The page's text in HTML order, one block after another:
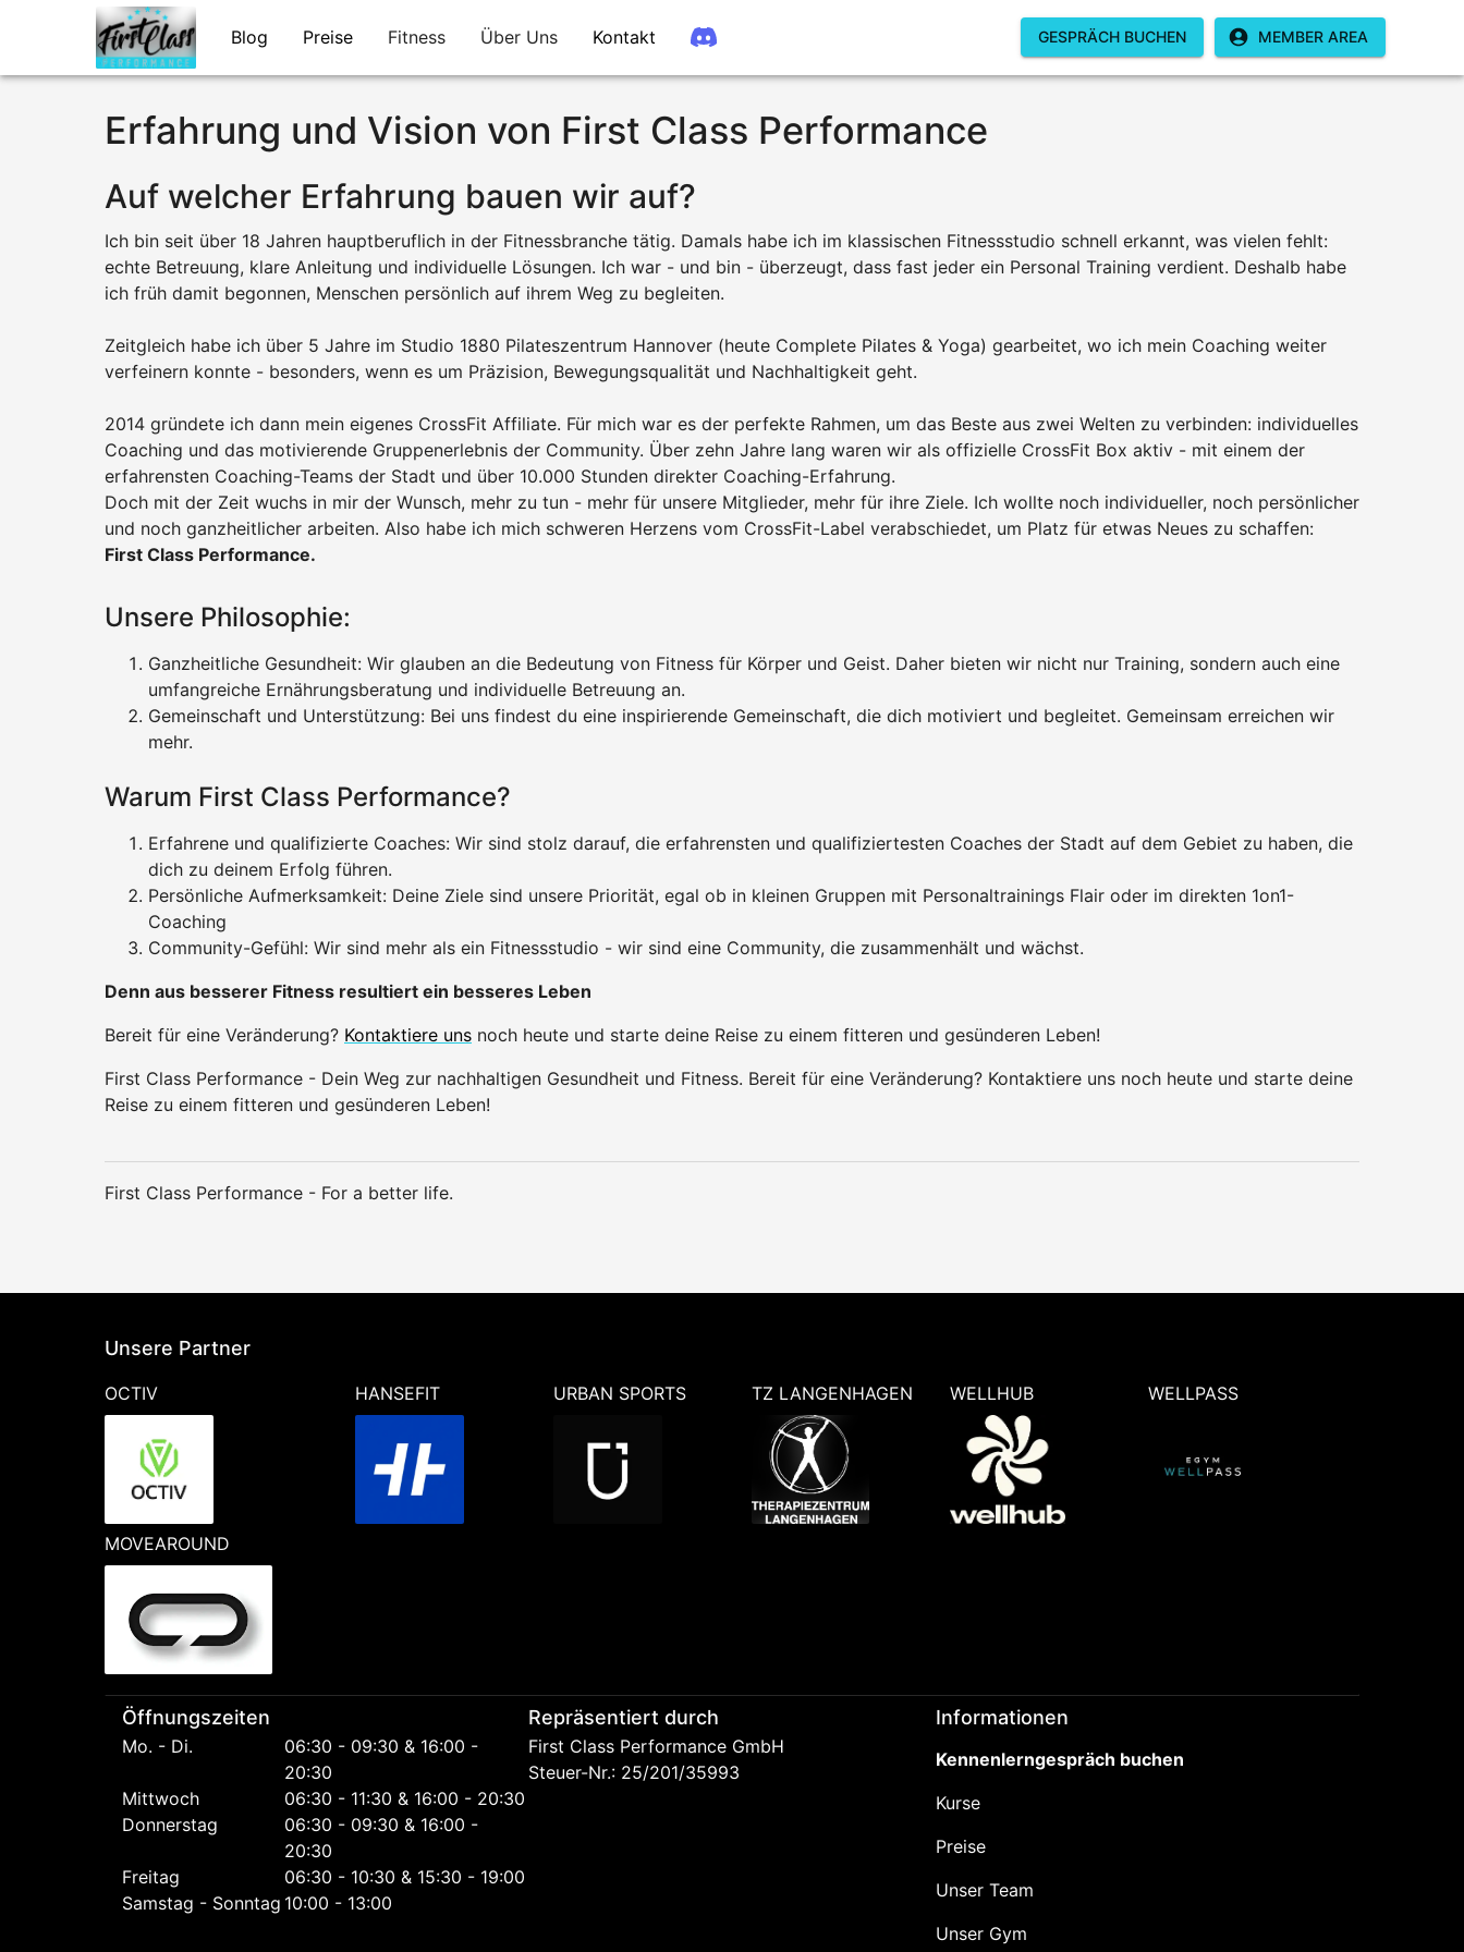
Blog Preise Fitness Über Uns Kontakt GESPRÄCH BUCHEN MEMBER AREA
Erfahrung und Vision von First Class Performance
Auf welcher Erfahrung bauen wir auf?
Ich bin seit über 18 Jahren hauptberuflich in der Fitnessbranche tätig. Damals habe ich im klassischen Fitnessstudio schnell erkannt, was vielen fehlt:
echte Betreuung, klare Anleitung und individuelle Lösungen. Ich war - und bin - überzeugt, dass fast jeder ein Personal Training verdient. Deshalb habe
ich früh damit begonnen, Menschen persönlich auf ihrem Weg zu begleiten.
Zeitgleich habe ich über 5 Jahre im Studio 1880 Pilateszentrum Hannover (heute Complete Pilates & Yoga) gearbeitet, wo ich mein Coaching weiter
verfeinern konnte - besonders, wenn es um Präzision, Bewegungsqualität und Nachhaltigkeit geht.
2014 gründete ich dann mein eigenes CrossFit Affiliate. Für mich war es der perfekte Rahmen, um das Beste aus zwei Welten zu verbinden: individuelles
Coaching und das motivierende Gruppenerlebnis der Community. Über zehn Jahre lang waren wir als offizielle CrossFit Box aktiv - mit einem der
erfahrensten Coaching-Teams der Stadt und über 10.000 Stunden direkter Coaching-Erfahrung.
Doch mit der Zeit wuchs in mir der Wunsch, mehr zu tun - mehr für unsere Mitglieder, mehr für ihre Ziele. Ich wollte noch individueller, noch persönlicher
und noch ganzheitlicher arbeiten. Also habe ich mich schweren Herzens vom CrossFit-Label verabschiedet, um Platz für etwas Neues zu schaffen:
First Class Performance.
Unsere Philosophie:
Ganzheitliche Gesundheit: Wir glauben an die Bedeutung von Fitness für Körper und Geist. Daher bieten wir nicht nur Training, sondern auch eine
umfangreiche Ernährungsberatung und individuelle Betreuung an.
Gemeinschaft und Unterstützung: Bei uns findest du eine inspirierende Gemeinschaft, die dich motiviert und begleitet. Gemeinsam erreichen wir
mehr.
Warum First Class Performance?
Erfahrene und qualifizierte Coaches: Wir sind stolz darauf, die erfahrensten und qualifiziertesten Coaches der Stadt auf dem Gebiet zu haben, die
dich zu deinem Erfolg führen.
Persönliche Aufmerksamkeit: Deine Ziele sind unsere Priorität, egal ob in kleinen Gruppen mit Personaltrainings Flair oder im direkten 1on1-
Coaching
Community-Gefühl: Wir sind mehr als ein Fitnessstudio - wir sind eine Community, die zusammenhält und wächst.
Denn aus besserer Fitness resultiert ein besseres Leben
Bereit für eine Veränderung? Kontaktiere uns noch heute und starte deine Reise zu einem fitteren und gesünderen Leben!
First Class Performance - Dein Weg zur nachhaltigen Gesundheit und Fitness. Bereit für eine Veränderung? Kontaktiere uns noch heute und starte deine
Reise zu einem fitteren und gesünderen Leben!
First Class Performance - For a better life.
Unsere Partner
OCTIV HANSEFIT URBAN SPORTS TZ LANGENHAGEN WELLHUB WELLPASS
MOVEAROUND
Öffnungszeiten
Mo. - Di.
06:30 - 09:30 & 16:00 -
20:30
Mittwoch
06:30 - 11:30 & 16:00 - 20:30
Donnerstag
06:30 - 09:30 & 16:00 -
20:30
Freitag
06:30 - 10:30 & 15:30 - 19:00
Samstag - Sonntag 10:00 - 13:00
Repräsentiert durch
First Class Performance GmbH
Steuer-Nr.: 25/201/35993
Informationen
Kennenlerngespräch buchen
Kurse
Preise
Unser Team
Unser Gym